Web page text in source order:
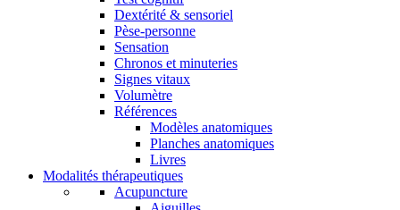
Dextérité & sensoriel
Pèse-personne
Sensation
Chronos et minuteries
Signes vitaux
Volumètre
Références
Modèles anatomiques
Planches anatomiques
Livres
Modalités thérapeutiques
Acupuncture